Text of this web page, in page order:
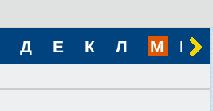
Д Е К Л М Н